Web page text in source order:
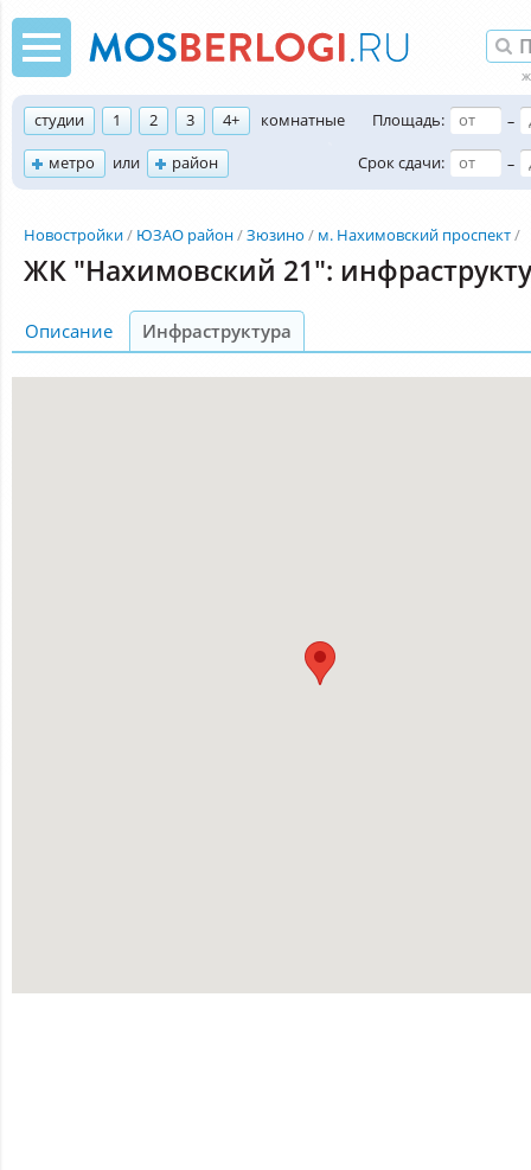
студии 1 2 3 4+
комнатные
метро
или район
Площадь:
–
Срок сдачи:
–
Новостройки ЮЗАО район Зюзино м. Нахимовский проспект
ЖК "Нахимовский 21":
Описание Инфраструктура